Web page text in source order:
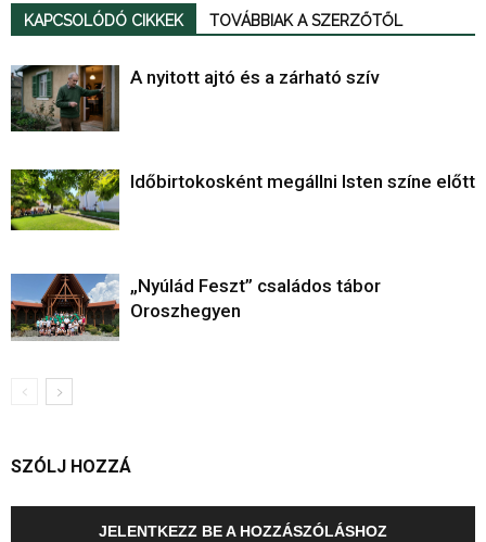
KAPCSOLÓDÓ CIKKEK TOVÁBBIAK A SZERZŐTŐL
A nyitott ajtó és a zárható szív
Időbirtokosként megállni Isten színe előtt
„Nyúlád Feszt” családos tábor
Oroszhegyen
SZÓLJ HOZZÁ
JELENTKEZZ BE A HOZZÁSZÓLÁSHOZ